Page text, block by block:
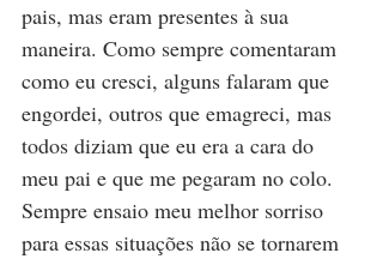
pais, mas eram presentes à sua
maneira. Como sempre comentaram
como eu cresci, alguns falaram que
engordei, outros que emagreci, mas
todos diziam que eu era a cara do
meu pai e que me pegaram no colo.
Sempre ensaio meu melhor sorriso
para essas situações não se tornarem